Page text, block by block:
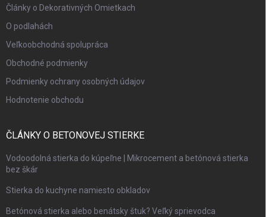
Články o Dekorativných Omietkach
O podlahách
Veľkoobchodná spolupráca
Obchodné podmienky
Podmienky ochrany osobných údajov
Hodnotenie obchodu
ČLÁNKY O BETONOVEJ STIERKE
Vodoodolná stierka do kúpeľne | Mikrocement a betónová stierka
bez škár
Stierka do kuchyne namiesto obkladov
Betónová stierka alebo benátsky štuk? Veľký sprievodca